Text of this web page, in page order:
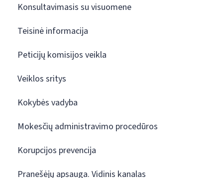
Konsultavimasis su visuomene
Teisinė informacija
Peticijų komisijos veikla
Veiklos sritys
Kokybės vadyba
Mokesčių administravimo procedūros
Korupcijos prevencija
Pranešėjų apsauga. Vidinis kanalas